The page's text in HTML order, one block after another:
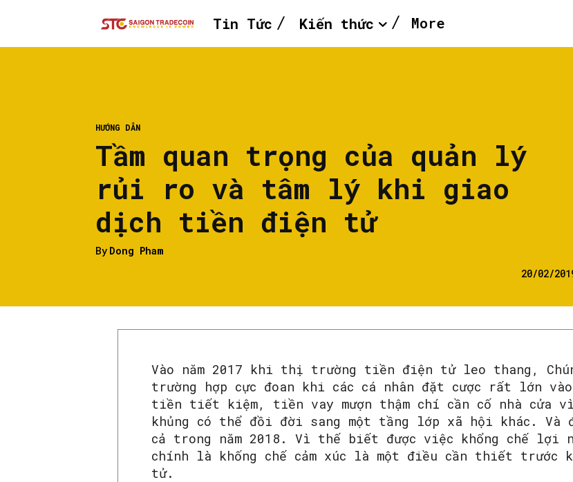
Tin Tức Kiến thức More
HƯỚNG DẪN
Tầm quan trọng của quản lý
rủi ro và tâm lý khi giao
dịch tiền điện tử
By Dong Pham
20/02/
Vào năm 2017 khi thị trường tiền điện tử leo thang,
trường hợp cực đoan khi các cá nhân đặt cược rất lớn
tiền tiết kiệm, tiền vay mượn thậm chí cần cố nhà cửa
khủng có thể đồi đời sang một tầng lớp xã hội khác.
cả trong năm 2018. Vì thế biết được việc khổng chế lợi
chính là khống chế cảm xúc là một điều cần thiết trước
tử.